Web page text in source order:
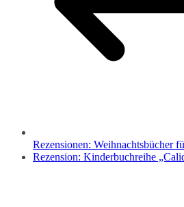
Rezensionen: Weihnachtsbücher
Rezension: Kinderbuchreihe